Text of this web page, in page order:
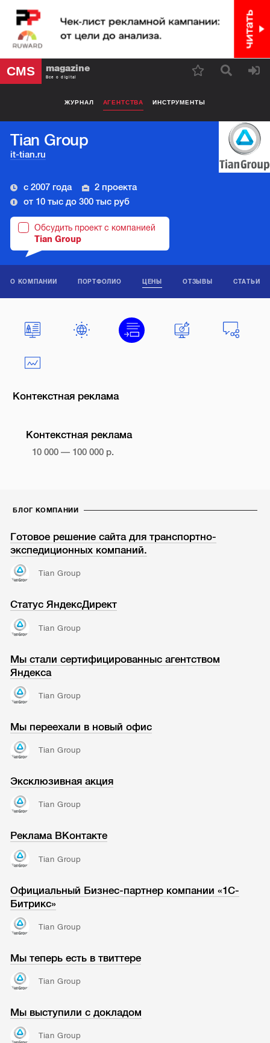
CMS magazine
Все о digital
ЖУРНАЛ АГЕНТСТВА ИНСТРУМЕНТЫ
Tian Group
it-tian.ru
с 2007 года
2 проекта
от 10 тыс до 300 тыс руб
Обсудить проект с компанией
Tian Group
О КОМПАНИИ ПОРТФОЛИО ЦЕНЫ ОТЗЫВЫ СТАТЬИ
Контекстная реклама
Контекстная реклама
10 000 — 100 000 р.
БЛОГ КОМПАНИИ
Готовое решение сайта для транспортно-
экспедиционных компаний.
Tian Group
Статус ЯндексДирект
Tian Group
Мы стали сертифицированныс агентством
Яндекса
Tian Group
Мы переехали в новый офис
Tian Group
Эксклюзивная акция
Tian Group
Реклама ВКонтакте
Tian Group
Официальный Бизнес-партнер компании «1С-
Битрикс»
Tian Group
Мы теперь есть в твиттере
Tian Group
Мы выступили с докладом
Tian Group